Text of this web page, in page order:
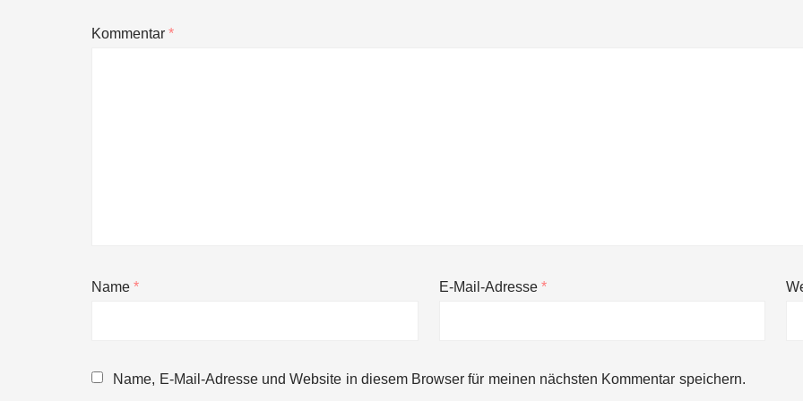
Kommentar*
Name* E-Mail-Adresse *
Name, E-Mail-Adresse und Website in diesem Browser für meinen nächsten Kommentar speichern.